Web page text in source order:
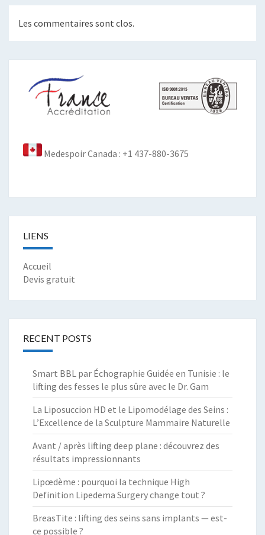
Les commentaires sont clos.
Medespoir Canada : +1 437-880-3675
LIENS
Accueil
Devis gratuit
RECENT POSTS
Smart BBL par Échographie Guidée en Tunisie : le
lifting des fesses le plus sûre avec le Dr. Gam
La Liposuccion HD et le Lipomodélage des Seins :
L’Excellence de la Sculpture Mammaire Naturelle
Avant / après lifting deep plane : découvrez des
résultats impressionnants
Lipœdème : pourquoi la technique High
Definition Lipedema Surgery change tout ?
BreasTite : lifting des seins sans implants — est-
ce possible ?